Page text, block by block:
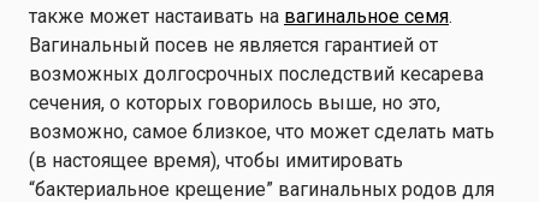
также может настаивать на вагинальное семя.
Вагинальный посев не является гарантией от
возможных долгосрочных последствий кесарева
сечения, о которых говорилось выше, но это,
возможно, самое близкое, что может сделать мать
(в настоящее время), чтобы имитировать
“бактериальное крещение” вагинальных родов для